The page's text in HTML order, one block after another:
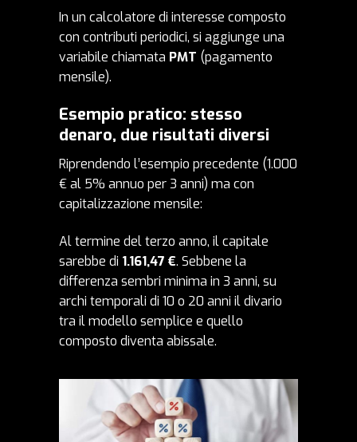
In un calcolatore di interesse composto
con contributi periodici, si aggiunge una
variabile chiamata PMT (pagamento
mensile).
Esempio pratico: stesso
denaro, due risultati diversi
Riprendendo l’esempio precedente (1.000
€ al 5% annuo per 3 anni) ma con
capitalizzazione mensile:
Al termine del terzo anno, il capitale
sarebbe di 1.161,47 €. Sebbene la
differenza sembri minima in 3 anni, su
archi temporali di 10 o 20 anni il divario
tra il modello semplice e quello
composto diventa abissale.